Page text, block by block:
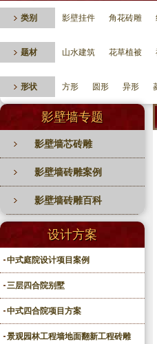
类别 影壁挂件 角花砖雕
题材 山水建筑 花草植被
形状 方形 圆形 异形
影壁墙专题
影壁墙芯砖雕
影壁墙砖雕案例
影壁墙砖雕百科
设计方案
中式庭院设计项目案例
三层四合院别墅
中式四合院项目方案
景观园林工程墙地面翻新工程砖雕